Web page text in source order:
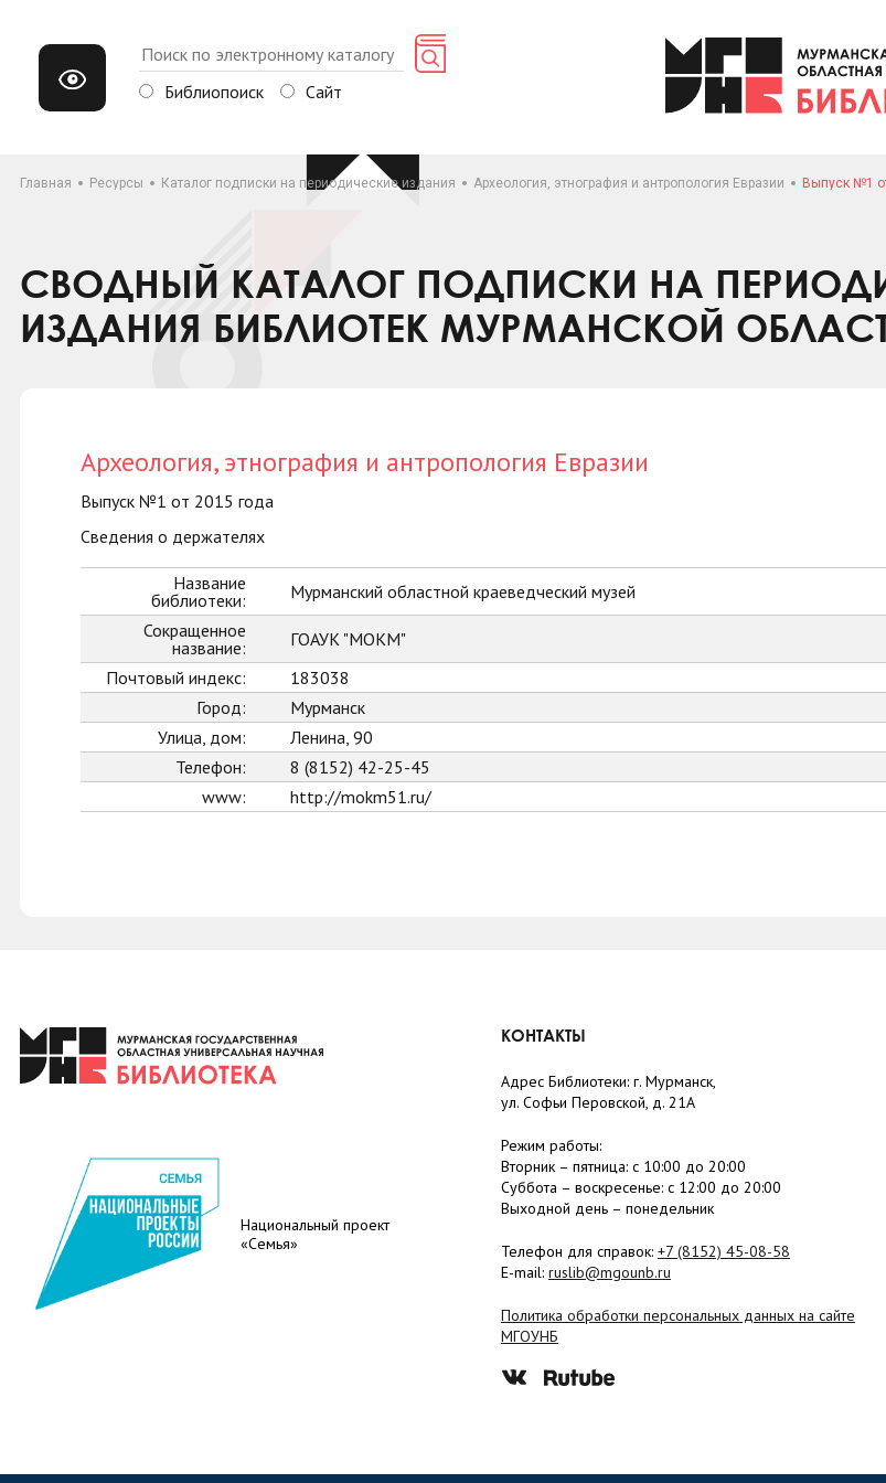
Библиопоиск Сайт
Главная Ресурсы Каталог подписки на периодические издания Археология, этнография и антропология Евразии Выпуск №1
СВОДНЫЙ КАТАЛОГ ПОДПИСКИ НА
ИЗДАНИЯ БИБЛИОТЕК МУРМАНСКОЙ
Археология, этнография и антропология Евразии
Выпуск №1 от 2015 года
Сведения о держателях
Название
библиотеки:
Мурманский областной краеведческий музей
Сокращенное
название:
ГОАУК "МОКМ"
Почтовый индекс:
183038
Город:
Мурманск
Улица, дом:
Ленина, 90
Телефон:
8 (8152) 42-25-45
www:
http://mokm51.ru/
Национальный проект
«Семья»
КОНТАКТЫ
Адрес Библиотеки: г. Мурманск,
ул. Софьи Перовской, д. 21А
Режим работы:
Вторник – пятница: с 10:00 до 20:00
Суббота – воскресенье: c 12:00 до 20:00
Выходной день – понедельник
Телефон для справок: +7 (8152) 45-08-58
E-mail: ruslib@mgounb.ru
Политика обработки персональных данных на сайте
МГОУНБ